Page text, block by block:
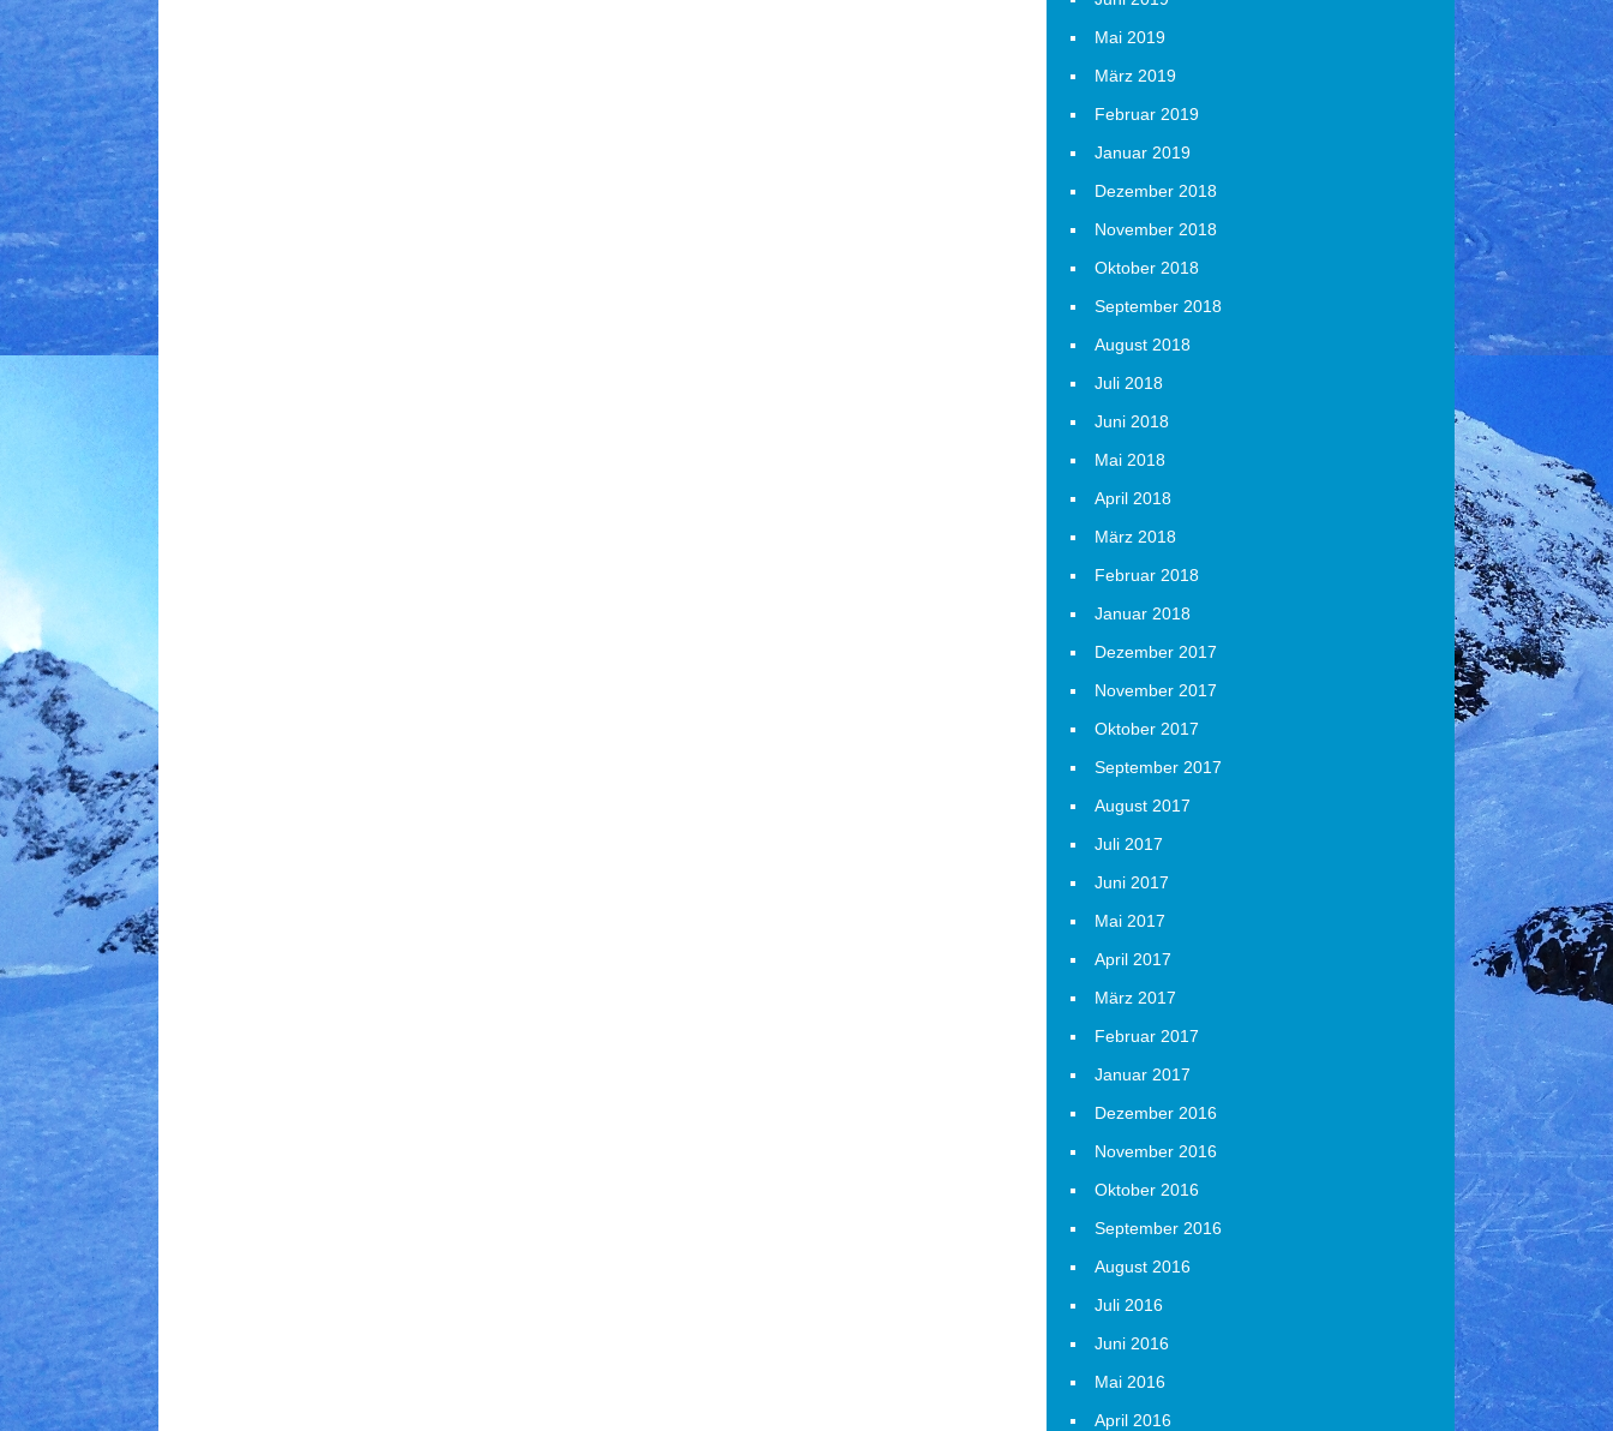
Mai 2019
März 2019
Februar 2019
Januar 2019
Dezember 2018
November 2018
Oktober 2018
September 2018
August 2018
Juli 2018
Juni 2018
Mai 2018
April 2018
März 2018
Februar 2018
Januar 2018
Dezember 2017
November 2017
Oktober 2017
September 2017
August 2017
Juli 2017
Juni 2017
Mai 2017
April 2017
März 2017
Februar 2017
Januar 2017
Dezember 2016
November 2016
Oktober 2016
September 2016
August 2016
Juli 2016
Juni 2016
Mai 2016
April 2016